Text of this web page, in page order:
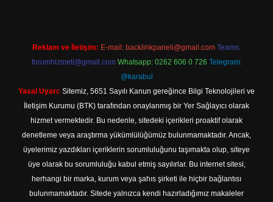
Reklam ve İletişim: E-mail: backlinkpaneli@gmail.com Teams:
forumhizmeti@gmail.com Whatsapp: 0262 606 0 726 Telegram:
@karabul
Yasal Uyarı: Sitemiz, 5651 Sayılı Kanun gereğince Bilgi Teknolojileri ve
İletişim Kurumu (BTK) tarafından onaylanmış bir Yer Sağlayıcı olarak
hizmet vermektedir. Bu nedenle, sitedeki içerikleri proaktif olarak
denetleme veya araştırma yükümlülüğümüz bulunmamaktadır. Ancak,
üyelerimiz yazdıkları içeriklerin sorumluluğunu taşımakta olup, siteye
üye olarak bu sorumluluğu kabul etmiş sayılırlar. Bu internet sitesi,
herhangi bir marka, kurum veya şahıs şirketi ile hiçbir bağlantısı
bulunmamaktadır. Sitede yalnızca kendi hazırladığımız makaleler